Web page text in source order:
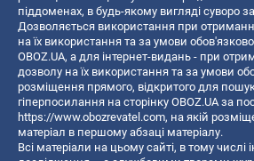
піддоменах, в будь-якому вигляді суворо
Дозволяється використання при
на їх використання та за умови
OBOZ.UA, а для інтернет-видань - при
дозволу на їх використання та за умови
розміщення прямого, відкритого для
гіперпосилання на сторінку OBOZ.UA за
https://www.obozrevatel.com, на якій
матеріал в першому абзаці матеріалу.
Всі матеріали на цьому сайті, в тому числі